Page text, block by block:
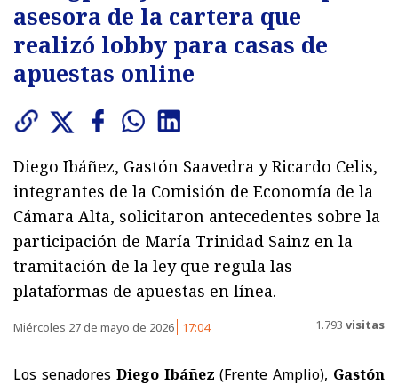
asesora de la cartera que
realizó lobby para casas de
apuestas online
Diego Ibáñez, Gastón Saavedra y Ricardo Celis,
integrantes de la Comisión de Economía de la
Cámara Alta, solicitaron antecedentes sobre la
participación de María Trinidad Sainz en la
tramitación de la ley que regula las
plataformas de apuestas en línea.
Miércoles 27 de mayo de 2026 17:04 1.793 visitas
Los senadores Diego Ibáñez (Frente Amplio), Gastón